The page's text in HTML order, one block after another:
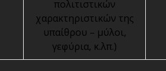
πολιτιστικών
χαρακτηριστικών της
υπαίθρου – μύλοι,
γεφύρια, κ.λπ.)